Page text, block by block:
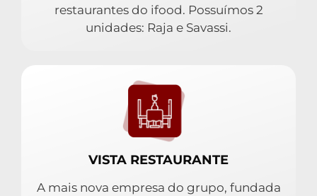
restaurantes do ifood. Possuímos 2
unidades: Raja e Savassi.
VISTA RESTAURANTE
A mais nova empresa do grupo, fundada